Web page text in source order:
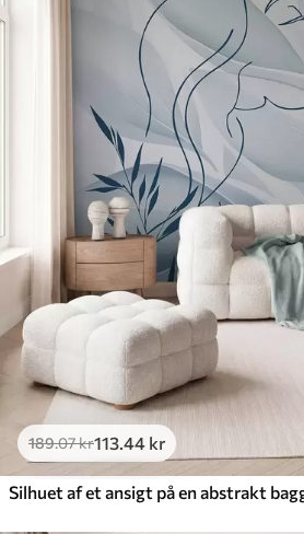
189.07kr113.44 kr